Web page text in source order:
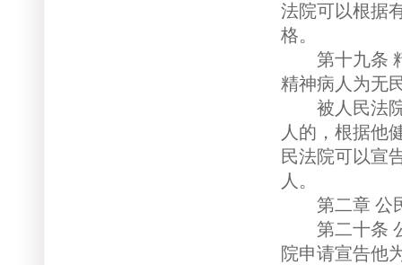
法院可以根据
格。
第十九条 精
精神病人为无
被人民法院
人的，根据他
民法院可以宣
人。
第二章 公民
第二十条 公
院申请宣告他